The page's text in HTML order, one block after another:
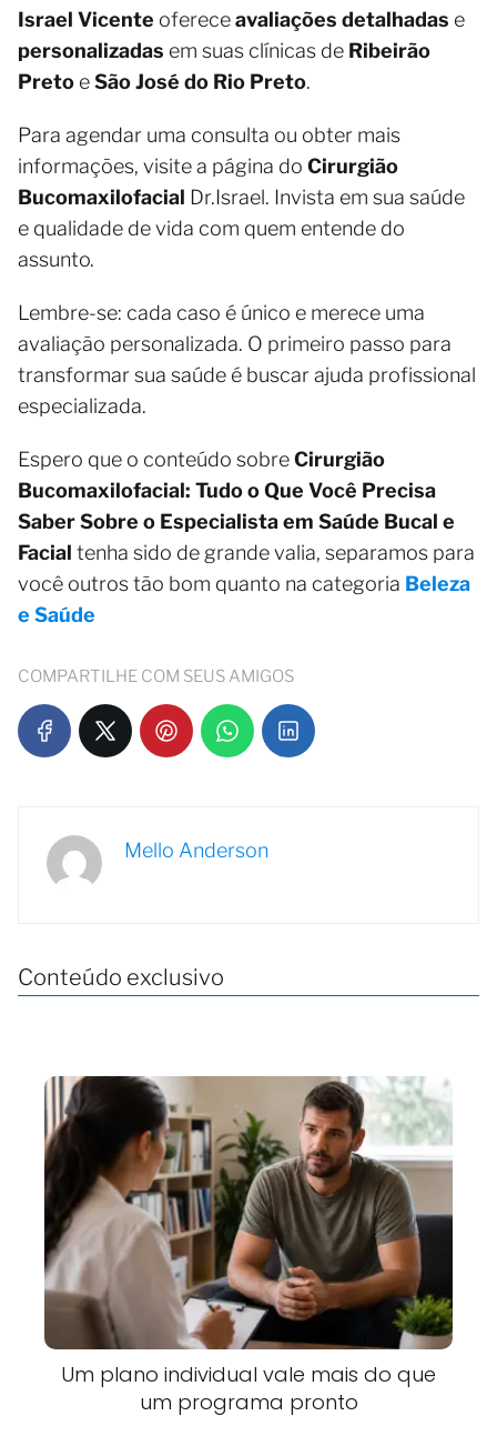
Israel Vicente ofereceavaliações detalhadas e
personalizadas em suas clínicas de Ribeirão
Preto eSão José do Rio Preto.
Para agendar uma consulta ou obter mais
informações, visite a página do Cirurgião
Bucomaxilofacial Dr.Israel. Invista em sua saúde
e qualidade de vida com quem entende do
assunto.
Lembre-se: cada caso é único e merece uma
avaliação personalizada. O primeiro passo para
transformar sua saúde é buscar ajuda profissional
especializada.
Espero que o conteúdo sobreCirurgião
Bucomaxilofacial: Tudo o Que Você Precisa
Saber Sobre o Especialista em Saúde Bucal e
Facial tenha sido de grande valia, separamos para
você outros tão bom quanto na categoria Beleza
e Saúde
COMPARTILHE COM SEUS AMIGOS
Mello Anderson
Conteúdo exclusivo
Um plano individual vale mais do que
um programa pronto